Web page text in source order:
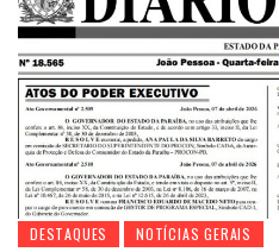
DESTAQUES NOTÍCIAS GERAIS